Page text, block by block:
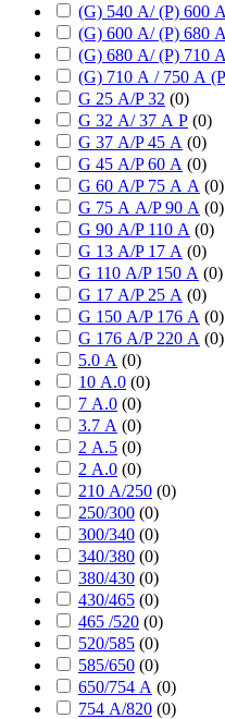
(G) 540 А/ (P) 600 А
(G) 600 А/ (P) 680 А
(G) 680 А/ (P) 710 А
(G) 710 А / 750 А
G 25 А/P 32 (0)
G 32 А/ 37 А P (0)
G 37 А/P 45 А (0)
G 45 А/P 60 А (0)
G 60 А/P 75 А А (0)
G 75 А А/P 90 А (0)
G 90 А/P 110 А (0)
G 13 А/P 17 А (0)
G 110 А/P 150 А (0)
G 17 А/P 25 А (0)
G 150 А/P 176 А (0)
G 176 А/P 220 А (0)
5.0 А (0)
10 А.0 (0)
7 А.0 (0)
3.7 А (0)
2 А.5 (0)
2 А.0 (0)
210 А/250 (0)
250/300 (0)
300/340 (0)
340/380 (0)
380/430 (0)
430/465 (0)
465 /520 (0)
520/585 (0)
585/650 (0)
650/754 А (0)
754 А/820 (0)